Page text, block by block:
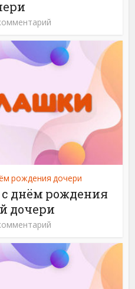
рождения дочери
с днём рождения
дочери